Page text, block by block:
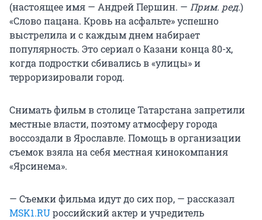
(настоящее имя — Андрей Першин. — Прим. ред.)
«Слово пацана. Кровь на асфальте» успешно
выстрелила и с каждым днем набирает
популярность. Это сериал о Казани конца 80-х,
когда подростки сбивались в «улицы» и
терроризировали город.
Снимать фильм в столице Татарстана запретили
местные власти, поэтому атмосферу города
воссоздали в Ярославле. Помощь в организации
съемок взяла на себя местная кинокомпания
«Ярсинема».
— Съемки фильма идут до сих пор, — рассказал
MSK1.RUроссийский актер и учредитель